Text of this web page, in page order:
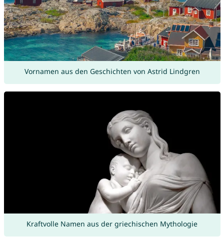
Vornamen aus den Geschichten von Astrid Lindgren
Kraftvolle Namen aus der griechischen Mythologie